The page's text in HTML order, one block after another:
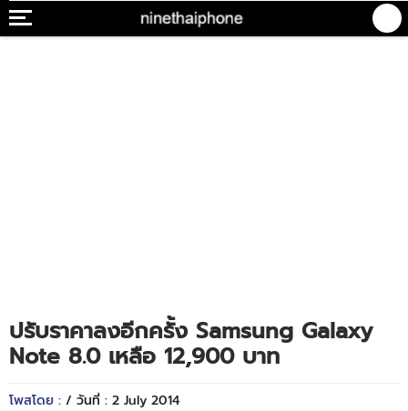
ปรับราคาลงอีกครั้ง Samsung Galaxy
Note 8.0 เหลือ 12,900 บาท
โพสโดย : / วันที่ : 2 July 2014